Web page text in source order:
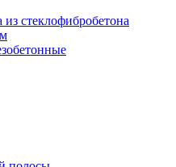
стеклофибробетона